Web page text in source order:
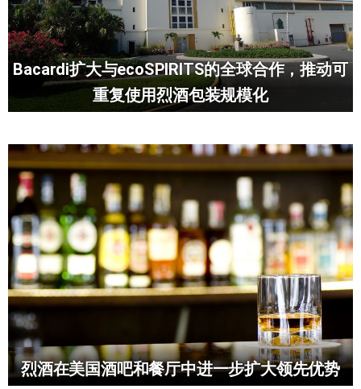
Bacardi扩大与ecoSPIRITS的全球合作，推动可
重复使用烈酒包装规模化
烈酒在美国酒吧和餐厅中进一步扩大领先优势